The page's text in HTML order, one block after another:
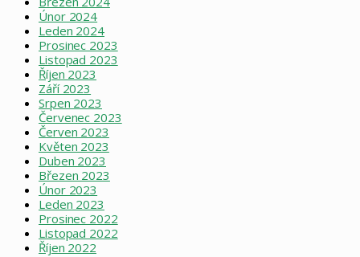
Únor 2024
Leden 2024
Prosinec 2023
Listopad 2023
Říjen 2023
Září 2023
Srpen 2023
Červenec 2023
Červen 2023
Květen 2023
Duben 2023
Březen 2023
Únor 2023
Leden 2023
Prosinec 2022
Listopad 2022
Říjen 2022